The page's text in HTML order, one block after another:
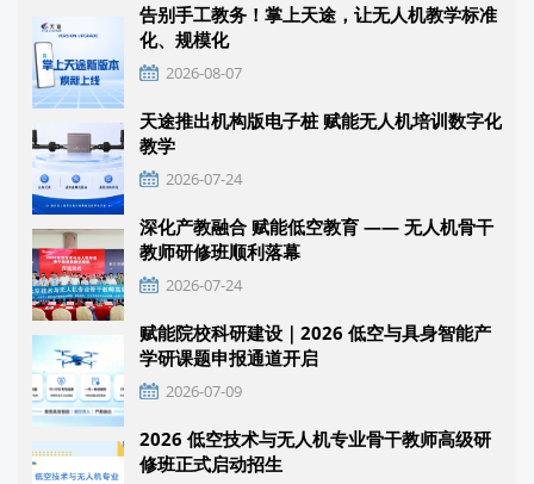
告别手工教务！掌上天途，让无人机教学标准
化、规模化
2026-08-07
天途推出机构版电子桩 赋能无人机培训数字化
教学
2026-07-24
深化产教融合 赋能低空教育 —— 无人机骨干
教师研修班顺利落幕
2026-07-24
赋能院校科研建设｜2026 低空与具身智能产
学研课题申报通道开启
2026-07-09
2026 低空技术与无人机专业骨干教师高级研
修班正式启动招生